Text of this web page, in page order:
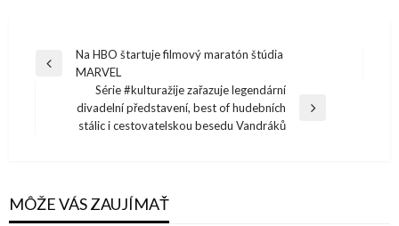
Navigácia
článku
Previous
Na HBO štartuje filmový maratón štúdia
MARVEL
Série #kulturažije zařazuje legendární
divadelní představení, best of hudebních
stálic i cestovatelskou besedu Vandráků
MÔŽE VÁS ZAUJÍMAŤ